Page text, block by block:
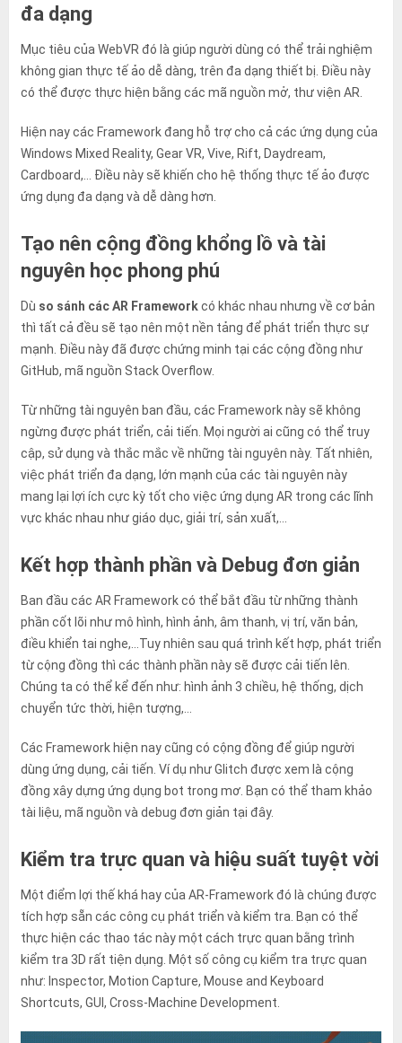
đa dạng
Mục tiêu của WebVR đó là giúp người dùng có thể trải nghiệm
không gian thực tế ảo dễ dàng, trên đa dạng thiết bị. Điều này
có thể được thực hiện bằng các mã nguồn mở, thư viện AR.
Hiện nay các Framework đang hỗ trợ cho cả các ứng dụng của
Windows Mixed Reality, Gear VR, Vive, Rift, Daydream,
Cardboard,… Điều này sẽ khiến cho hệ thống thực tế ảo được
ứng dụng đa dạng và dễ dàng hơn.
Tạo nên cộng đồng khổng lồ và tài
nguyên học phong phú
Dù so sánh các AR Frameworkcó khác nhau nhưng về cơ bản
thì tất cả đều sẽ tạo nên một nền tảng để phát triển thực sự
mạnh. Điều này đã được chứng minh tại các cộng đồng như
GitHub, mã nguồn Stack Overflow.
Từ những tài nguyên ban đầu, các Framework này sẽ không
ngừng được phát triển, cải tiến. Mọi người ai cũng có thể truy
cập, sử dụng và thắc mắc về những tài nguyên này. Tất nhiên,
việc phát triển đa dạng, lớn mạnh của các tài nguyên này
mang lại lợi ích cực kỳ tốt cho việc ứng dụng AR trong các lĩnh
vực khác nhau như giáo dục, giải trí, sản xuất,…
Kết hợp thành phần và Debug đơn giản
Ban đầu các AR Framework có thể bắt đầu từ những thành
phần cốt lõi như mô hình, hình ảnh, âm thanh, vị trí, văn bản,
điều khiển tai nghe,…Tuy nhiên sau quá trình kết hợp, phát triển
từ cộng đồng thì các thành phần này sẽ được cải tiến lên.
Chúng ta có thể kể đến như: hình ảnh 3 chiều, hệ thống, dịch
chuyển tức thời, hiện tượng,…
Các Framework hiện nay cũng có cộng đồng để giúp người
dùng ứng dụng, cải tiến. Ví dụ như Glitch được xem là cộng
đồng xây dựng ứng dụng bot trong mơ. Bạn có thể tham khảo
tài liệu, mã nguồn và debug đơn giản tại đây.
Kiểm tra trực quan và hiệu suất tuyệt vời
Một điểm lợi thế khá hay của AR-Framework đó là chúng được
tích hợp sẵn các công cụ phát triển và kiểm tra. Bạn có thể
thực hiện các thao tác này một cách trực quan bằng trình
kiểm tra 3D rất tiện dụng. Một số công cụ kiểm tra trực quan
như: Inspector, Motion Capture, Mouse and Keyboard
Shortcuts, GUI, Cross-Machine Development.